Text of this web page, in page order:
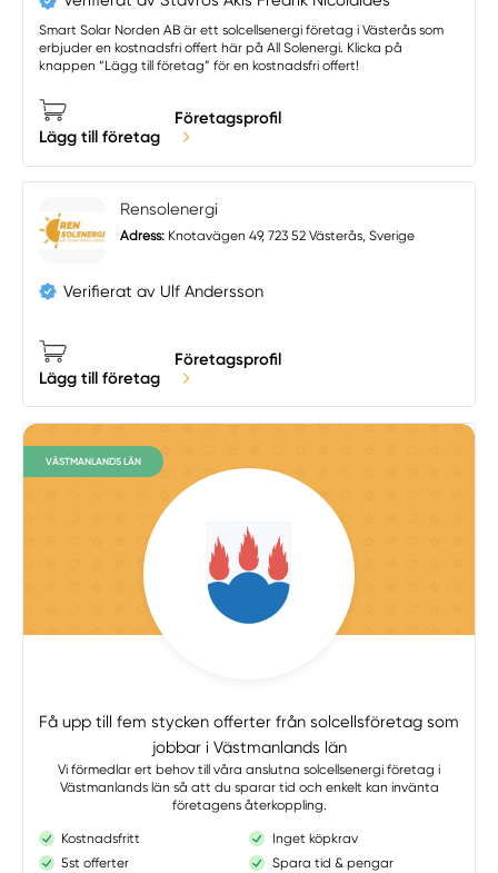
Smart Solar Norden AB är ett solcellsenergi företag i Västerås som
erbjuder en kostnadsfri offert här på All Solenergi. Klicka på
knappen “Lägg till företag” för en kostnadsfri offert!
Lägg till företag
Företagsprofil
Rensolenergi
Adress: Knotavägen 49, 723 52 Västerås, Sverige
Verifierat av Ulf Andersson
Lägg till företag
Företagsprofil
VÄSTMANLANDS LÄN
Få upp till fem stycken offerter från solcellsföretag som
jobbar i Västmanlands län
Vi förmedlar ert behov till våra anslutna solcellsenergi företag i
Västmanlands län så att du sparar tid och enkelt kan invänta
företagens återkoppling.
Kostnadsfritt
Inget köpkrav
5st offerter
Spara tid & pengar